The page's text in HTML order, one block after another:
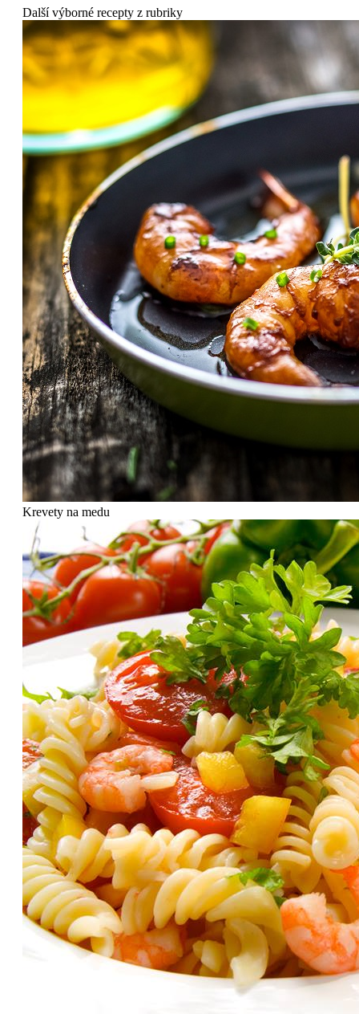
Další výborné recepty z rubriky
Krevety na medu